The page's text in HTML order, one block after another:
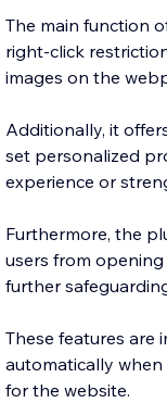
The main function
right-click
images on the
Additionally, it
set personalized
experience or
Furthermore, the
users from
further
These features are
automatically
for the website.